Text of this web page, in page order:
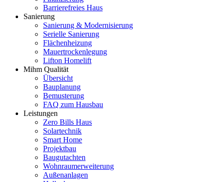
Barrierefreies Haus
Sanierung
Sanierung & Modernisierung
Serielle Sanierung
Flächenheizung
Mauertrockenlegung
Lifton Homelift
Mihm Qualität
Übersicht
Bauplanung
Bemusterung
FAQ zum Hausbau
Leistungen
Zero Bills Haus
Solartechnik
Smart Home
Projektbau
Baugutachten
Wohnraumerweiterung
Außenanlagen